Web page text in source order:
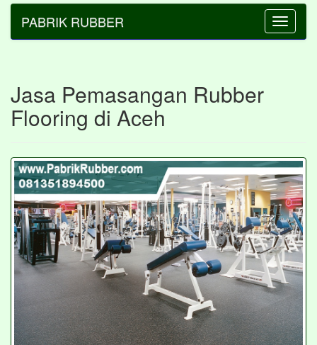
Toggle
PABRIK RUBBER
Jasa Pemasangan Rubber
Flooring di Aceh